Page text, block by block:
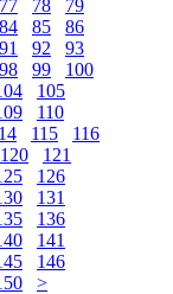
77 78
79
84 85
86
91 92
93
98 99
100
105
110
115
116
120
121
126
131
136
141
146
>